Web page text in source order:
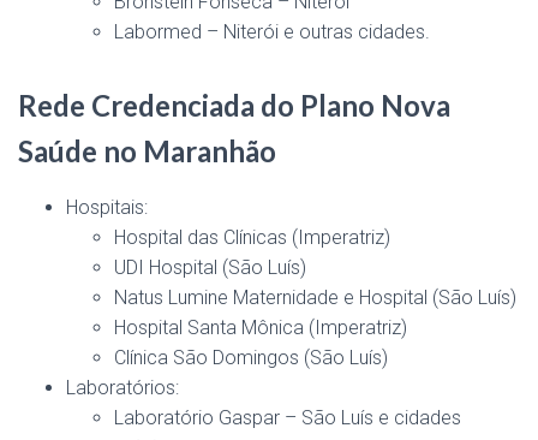
Labormed – Niterói e outras cidades.
Rede Credenciada do Plano Nova
Saúde no Maranhão
Hospitais:
Hospital das Clínicas (Imperatriz)
UDI Hospital (São Luís)
Natus Lumine Maternidade e Hospital (São Luís)
Hospital Santa Mônica (Imperatriz)
Clínica São Domingos (São Luís)
Laboratórios:
Laboratório Gaspar – São Luís e cidades